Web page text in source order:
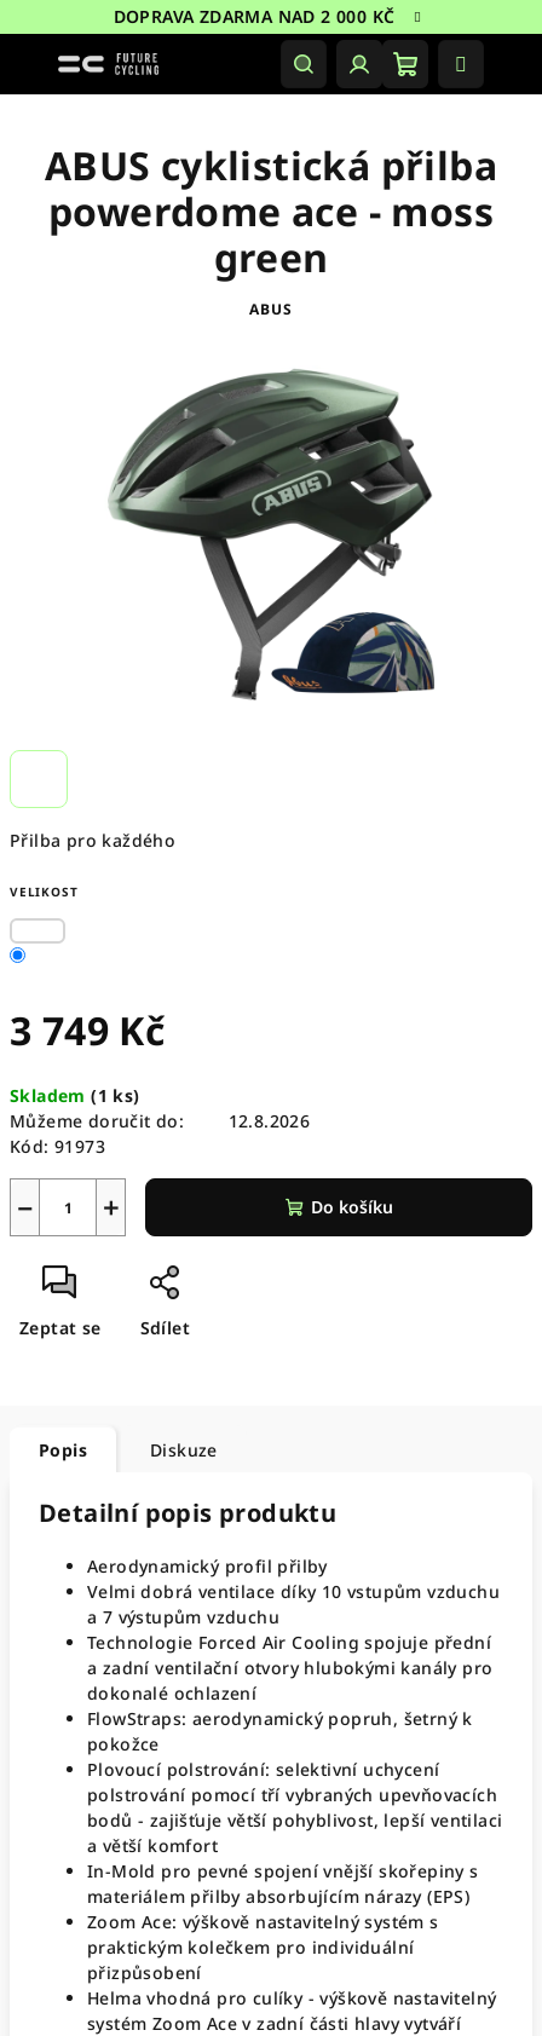
na
DOPRAVA ZDARMA NAD 2 000 KČ
HledatPřihlášeníNákupní
Přilba pro každého
VELIKOST
3 749 Kč
cena:
Skladem(1 ks)
Můžeme doručit do:
12.8.2026
Kód: 91973
+
− Do košíku
Zeptat se Sdílet
ABUS cyklistická přilba
powerdome ace - moss
green
ABUS
Popis Diskuze
Detailní popis produktu
Aerodynamický profil přilby
Velmi dobrá ventilace díky 10 vstupům vzduchu
a 7 výstupům vzduchu
Technologie Forced Air Cooling spojuje přední
a zadní ventilační otvory hlubokými kanály pro
dokonalé ochlazení
FlowStraps: aerodynamický popruh, šetrný k
pokožce
Plovoucí polstrování: selektivní uchycení
polstrování pomocí tří vybraných upevňovacích
bodů - zajišťuje větší pohyblivost, lepší ventilaci
a větší komfort
In-Mold pro pevné spojení vnější skořepiny s
materiálem přilby absorbujícím nárazy (EPS)
Zoom Ace: výškově nastavitelný systém s
praktickým kolečkem pro individuální
přizpůsobení
Helma vhodná pro culíky - výškově nastavitelný
systém Zoom Ace v zadní části hlavy vytváří